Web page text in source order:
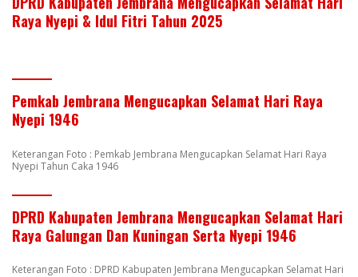
Raya Nyepi & Idul Fitri Tahun 2025
Pemkab Jembrana Mengucapkan Selamat Hari Raya
Nyepi 1946
Keterangan Foto : Pemkab Jembrana Mengucapkan Selamat Hari Raya
Nyepi Tahun Caka 1946
DPRD Kabupaten Jembrana Mengucapkan Selamat Hari
Raya Galungan Dan Kuningan Serta Nyepi 1946
Keterangan Foto : DPRD Kabupaten Jembrana Mengucapkan Selamat Hari